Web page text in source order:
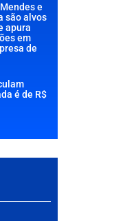
e
são alvos
apura
em
de
é de R$